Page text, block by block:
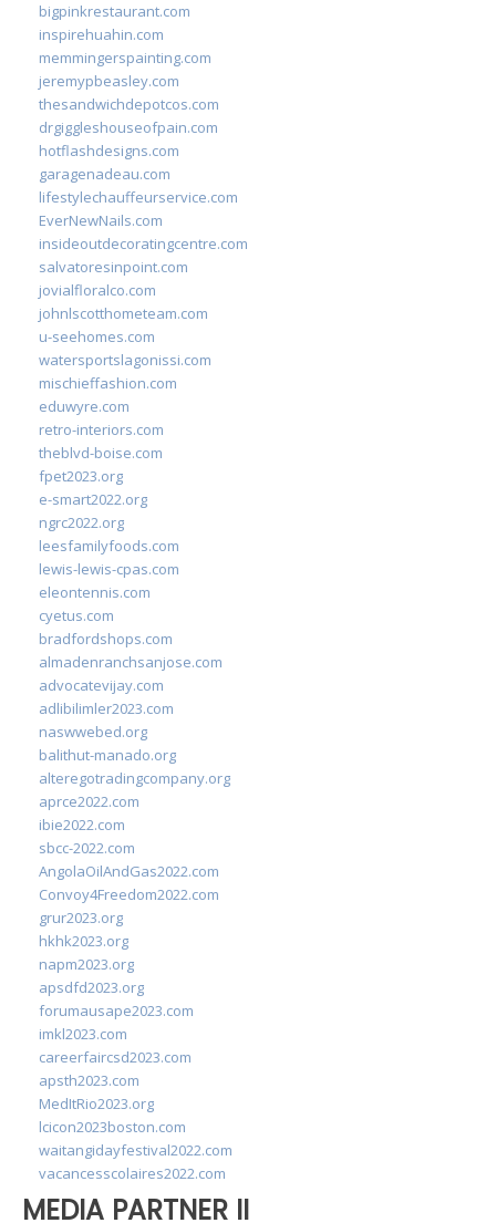
bigpinkrestaurant.com
inspirehuahin.com
memmingerspainting.com
jeremypbeasley.com
thesandwichdepotcos.com
drgiggleshouseofpain.com
hotflashdesigns.com
garagenadeau.com
lifestylechauffeurservice.com
EverNewNails.com
insideoutdecoratingcentre.com
salvatoresinpoint.com
jovialfloralco.com
johnlscotthometeam.com
u-seehomes.com
watersportslagonissi.com
mischieffashion.com
eduwyre.com
retro-interiors.com
theblvd-boise.com
fpet2023.org
e-smart2022.org
ngrc2022.org
leesfamilyfoods.com
lewis-lewis-cpas.com
eleontennis.com
cyetus.com
bradfordshops.com
almadenranchsanjose.com
advocatevijay.com
adlibilimler2023.com
naswwebed.org
balithut-manado.org
alteregotradingcompany.org
aprce2022.com
ibie2022.com
sbcc-2022.com
AngolaOilAndGas2022.com
Convoy4Freedom2022.com
grur2023.org
hkhk2023.org
napm2023.org
apsdfd2023.org
forumausape2023.com
imkl2023.com
careerfaircsd2023.com
apsth2023.com
MedItRio2023.org
lcicon2023boston.com
waitangidayfestival2022.com
vacancesscolaires2022.com
MEDIA PARTNER II